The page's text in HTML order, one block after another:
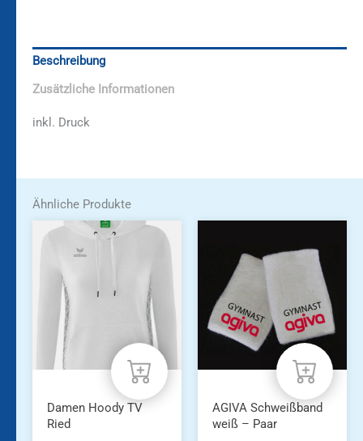
Beschreibung
Zusätzliche Informationen
inkl. Druck
Ähnliche Produkte
Dieses
weist
mehrere
Varianten
auf.
Die
Optionen
können
auf
Produktseite
gewählt
Damen Hoody TV
Ried
AGIVA Schweißband
weiß – Paar